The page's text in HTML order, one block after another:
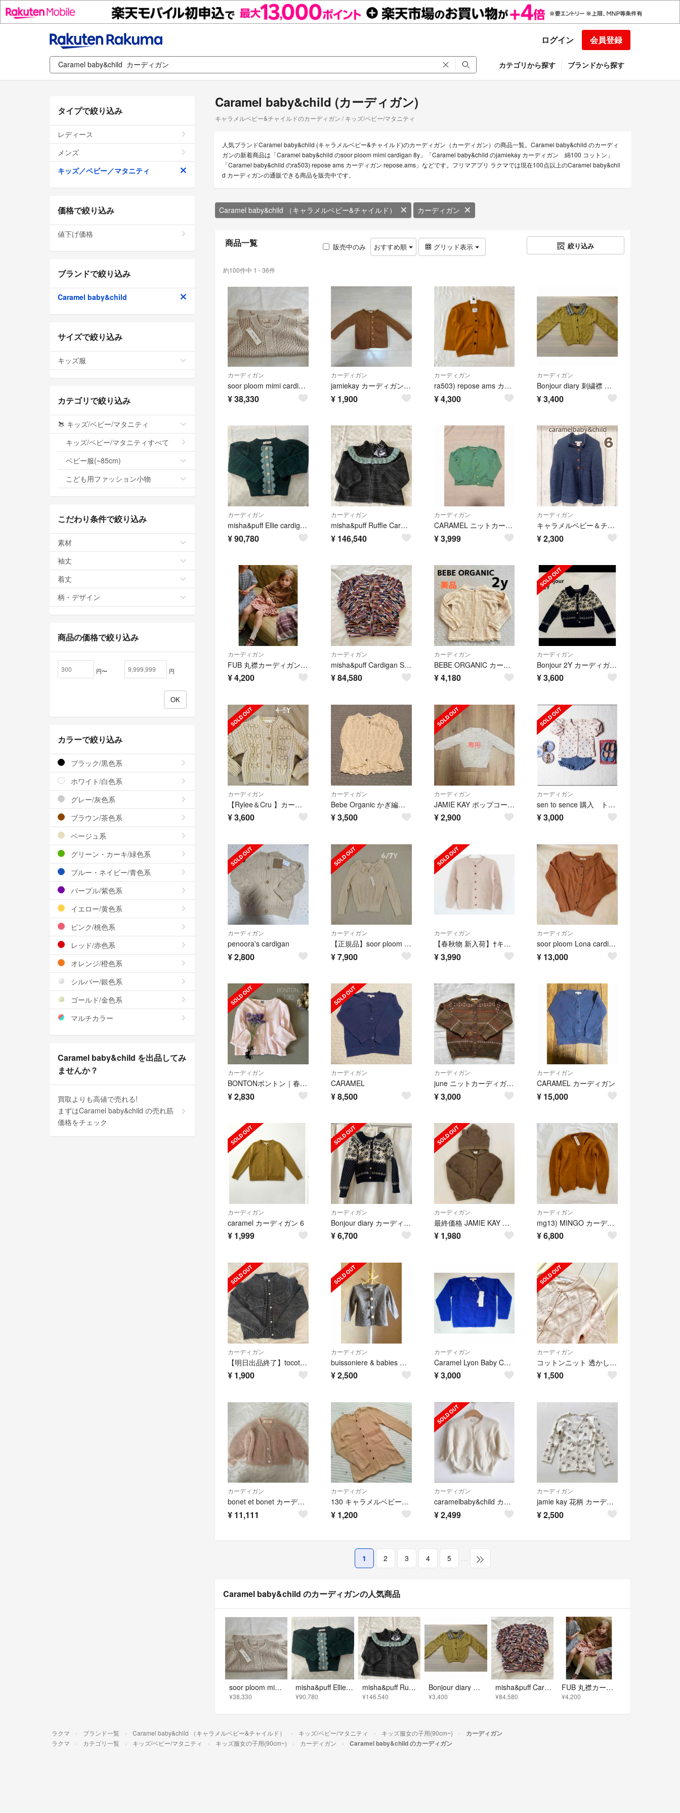
ログイン 会員登録
カテゴリから探す ブランドから探す
Caramel baby&child (カーディガン)
キャラメルベビー&チャイルドのカーディガン / キッズ/ベビー/マタニティ
人気ブランドCaramel baby&child (キャラメルベビー&チャイルド)のカーディガン（カーディガン）の商品一覧。Caramel baby&child のカーディ
ガンの新着商品は「Caramel baby&child のsoor ploom mimi cardigan 8y」「Caramel baby&child のjamiekay カーディガン 綿100 コットン」
「Caramel baby&child のra503) repose ams カーディガン repose.ams」などです。フリマアプリ ラクマでは現在100点以上のCaramel baby&chil
d カーディガンの通販できる商品を販売中です。
Caramel baby&child （キャラメルベビー&チャイルド） カーディガン
商品一覧 販売中のみ おすすめ順 グリッド表示 絞り込み
約100件中 1 - 36件
カーディガン
soor ploom mimi cardigan 8y
¥38,330
カーディガン
jamiekay カーディガン 綿100 コットン
¥ 1,900
カーディガン
ra503) repose ams カーディガン repose.ams
¥4,300
カーディガン
Bonjour diary 刺繍襟 ラメ カーディガン 2Y 海外子供服
¥3,400
カーディガン
misha&puff Ellie cardigan Sage Laurel
¥90,780
カーディガン
misha&puff Ruffle Cardigan Graphite 2017
¥ 146,540
カーディガン
CARAMEL ニットカーディガン
¥3,999
カーディガン
キャラメルベビー＆チャイルド アルパカ混カーディガン 6
¥2,300
カーディガン
FUB 丸襟カーディガン 5y
¥4,200
カーディガン
misha&puff Cardigan Solstice Space Dye
¥84,580
カーディガン
BEBE ORGANIC カーディガン 2y べべオーガニック 美品
¥4,180
カーディガン
Bonjour 2Y カーディガン ニット ボンジュール
¥3,600
カーディガン
【Rylee＆Cru 】カーディガン 4-5Y
¥3,600
カーディガン
Bebe Organic かぎ編みカーディガン 2Y
¥3,500
カーディガン
JAMIE KAY ポップコーンニット 6Y
¥2,900
カーディガン
sen to sence 購入 トップス サイズ６ 新品
¥3,000
カーディガン
penoora's cardigan
¥2,800
カーディガン
【正規品】soor ploom カーディガン 6/7y
¥7,900
カーディガン
【春秋物 新入荷】†キャラメル/CARAMEL†116cm(6) 長袖カーディガン 茶系【中古】子供服 キッズ kids 女の子 春秋 tops 513042
¥3,990
カーディガン
soor ploom Lona cardigan 8-9y
¥ 13,000
カーディガン
BONTONボントン｜春色スナップボタン カーディガン130
¥2,830
カーディガン
CARAMEL
¥8,500
カーディガン
june ニットカーディガン 100サイズ
¥3,000
カーディガン
CARAMEL カーディガン
¥ 15,000
カーディガン
caramel カーディガン 6
¥ 1,999
カーディガン
Bonjour diary カーディガン 4y
¥6,700
カーディガン
最終価格 JAMIE KAY クマ耳カーディガン 2y
¥ 1,980
カーディガン
mg13) MINGO カーディガン
¥6,800
カーディガン
【明日出品終了】tocoto vintage 6y カーディガン グレー
¥ 1,900
カーディガン
buissoniere & babies ポンポンカーディガン 24m
¥2,500
カーディガン
Caramel Lyon Baby Cardigan
¥3,000
カーディガン
コットンニット 透かし編みカーディガン(4Y)
¥ 1,500
カーディガン
bonet et bonet カーディガン
¥ 11,111
カーディガン
130 キャラメルベビー&チャイルド カーディガン ベージュ 8 フランス
¥ 1,200
カーディガン
caramelbaby&child カーディガン
¥2,499
カーディガン
jamie kay 花柄 カーディガン 3y
¥2,500
1 2 3 4 5 …
Caramel baby&child のカーディガンの人気商品
soor ploom mimi cardigan 8y
¥38,330
misha&puff Ellie cardigan Sage Laurel
¥90,780
misha&puff Ruffle Cardigan Graphite 2017
¥146,540
Bonjour diary 刺繍襟 ラメ カーディガン 2Y 海外子供服
¥3,400
misha&puff Cardigan Solstice Space Dye
¥84,580
FUB 丸襟カーディガン 5y
¥4,200
タイプで絞り込み
レディース
メンズ
キッズ／ベビー／マタニティ
価格で絞り込み
値下げ価格
ブランドで絞り込み
Caramel baby&child
サイズで絞り込み
キッズ服
カテゴリで絞り込み
キッズ/ベビー/マタニティ
キッズ/ベビー/マタニティすべて
ベビー服(~85cm)
こども用ファッション小物
こだわり条件で絞り込み
素材
袖丈
着丈
柄・デザイン
商品の価格で絞り込み
円〜 円
カラーで絞り込み
ブラック/黒色系
ホワイト/白色系
グレー/灰色系
ブラウン/茶色系
ベージュ系
グリーン・カーキ/緑色系
ブルー・ネイビー/青色系
パープル/紫色系
イエロー/黄色系
ピンク/桃色系
レッド/赤色系
オレンジ/橙色系
シルバー/銀色系
ゴールド/金色系
マルチカラー
Caramel baby&child を出品してみ
ませんか？
買取よりも高値で売れる!
まずはCaramel baby&child の売れ筋
価格をチェック
ラクマ ブランド一覧 Caramel baby&child （キャラメルベビー&チャイルド） キッズ/ベビー/マタニティ キッズ服女の子用(90cm~) カーディガン
ラクマ カテゴリ一覧 キッズ/ベビー/マタニティ キッズ服女の子用(90cm~) カーディガン Caramel baby&child のカーディガン